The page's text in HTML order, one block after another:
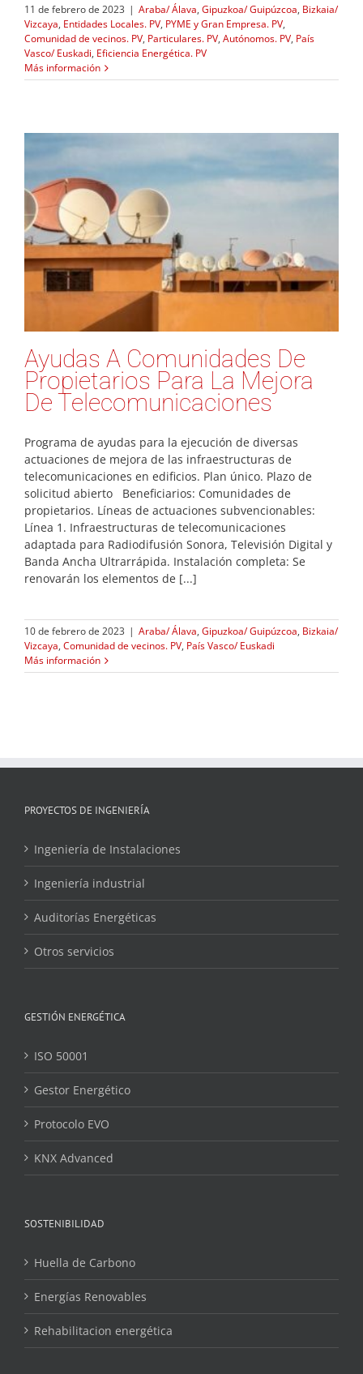
11 de febrero de 2023 | Araba/ Álava, Gipuzkoa/ Guipúzcoa, Bizkaia/
Vizcaya, Entidades Locales. PV, PYME y Gran Empresa. PV,
Comunidad de vecinos. PV, Particulares. PV, Autónomos. PV, País
Vasco/ Euskadi, Eficiencia Energética. PV
Más información
Ayudas A Comunidades De
Propietarios Para La Mejora
De Telecomunicaciones
Programa de ayudas para la ejecución de diversas
actuaciones de mejora de las infraestructuras de
telecomunicaciones en edificios. Plan único. Plazo de
solicitud abierto Beneficiarios: Comunidades de
propietarios. Líneas de actuaciones subvencionables:
Línea 1. Infraestructuras de telecomunicaciones
adaptada para Radiodifusión Sonora, Televisión Digital y
Banda Ancha Ultrarrápida. Instalación completa: Se
renovarán los elementos de [...]
10 de febrero de 2023 | Araba/ Álava, Gipuzkoa/ Guipúzcoa, Bizkaia/
Vizcaya, Comunidad de vecinos. PV, País Vasco/ Euskadi
Más información
PROYECTOS DE INGENIERÍA
Ingeniería de Instalaciones
Ingeniería industrial
Auditorías Energéticas
Otros servicios
GESTIÓN ENERGÉTICA
ISO 50001
Gestor Energético
Protocolo EVO
KNX Advanced
SOSTENIBILIDAD
Huella de Carbono
Energías Renovables
Rehabilitacion energética